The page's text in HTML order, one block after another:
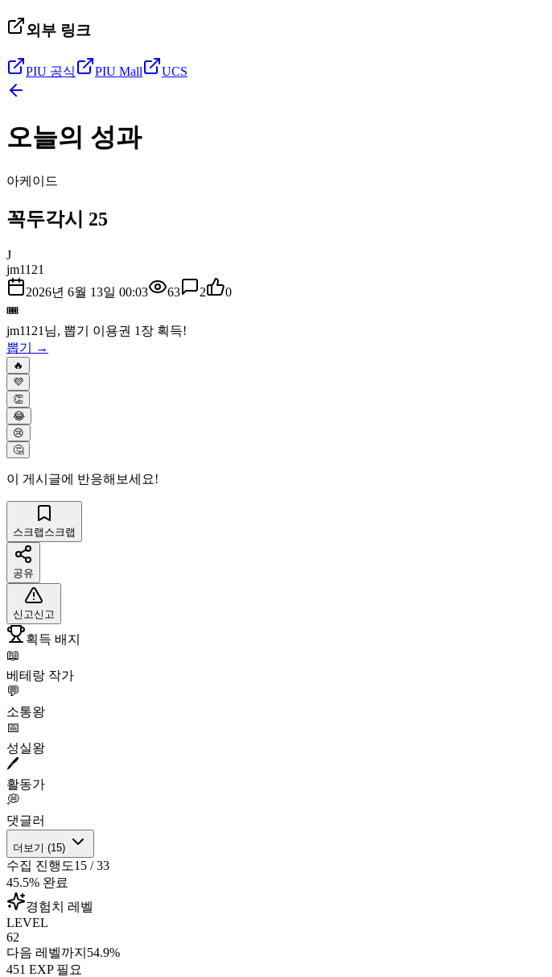
외부 링크
PIU 공식 PIU Mall UCS
오늘의 성과
아케이드
꼭두각시 25
J
jm1121
2026년 6월 13일 00:03
63 2
0
🎟️
jm1121 님, 뽑기 이용권 1 장 획득!
뽑기 →
🔥
💜
👏
😂
😢
🤔
이 게시글에 반응해보세요!
스크랩 스크랩
공유
신고신고
획득 배지
📖
베테랑 작가
💬
소통왕
📅
성실왕
🖊️
활동가
💭
댓글러
더보기 (15)
수집 진행도15 /33
45.5% 완료
경험치 레벨
LEVEL
62
다음 레벨까지 54.9%
451 EXP 필요